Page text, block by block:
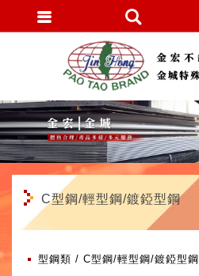
C型鋼/輕型鋼/鍍錏型鋼
型鋼類 C型鋼/輕型鋼/鍍錏型鋼